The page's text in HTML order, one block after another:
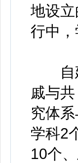
地设
行中
自建
戚与
究体
学科2
10个